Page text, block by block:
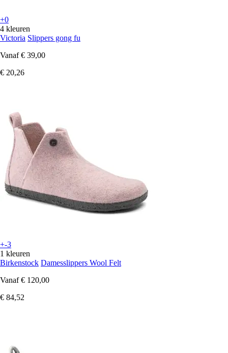
+0
4 kleuren
Victoria Slippers gong fu
Vanaf € 39,00
€ 20,26
+-3
1 kleuren
Birkenstock Damesslippers Wool Felt
Vanaf € 120,00
€ 84,52